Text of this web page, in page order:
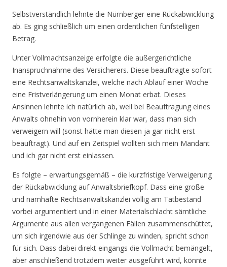
Selbstverständlich lehnte die Nürnberger eine Rückabwicklung
ab. Es ging schließlich um einen ordentlichen fünfstelligen
Betrag.
Unter Vollmachtsanzeige erfolgte die außergerichtliche
Inanspruchnahme des Versicherers. Diese beauftragte sofort
eine Rechtsanwaltskanzlei, welche nach Ablauf einer Woche
eine Fristverlängerung um einen Monat erbat. Dieses
Ansinnen lehnte ich natürlich ab, weil bei Beauftragung eines
Anwalts ohnehin von vornherein klar war, dass man sich
verweigern will (sonst hätte man diesen ja gar nicht erst
beauftragt). Und auf ein Zeitspiel wollten sich mein Mandant
und ich gar nicht erst einlassen.
Es folgte – erwartungsgemäß – die kurzfristige Verweigerung
der Rückabwicklung auf Anwaltsbriefkopf. Dass eine große
und namhafte Rechtsanwaltskanzlei völlig am Tatbestand
vorbei argumentiert und in einer Materialschlacht sämtliche
Argumente aus allen vergangenen Fällen zusammenschüttet,
um sich irgendwie aus der Schlinge zu winden, spricht schon
für sich. Dass dabei direkt eingangs die Vollmacht bemängelt,
aber anschließend trotzdem weiter ausgeführt wird, könnte